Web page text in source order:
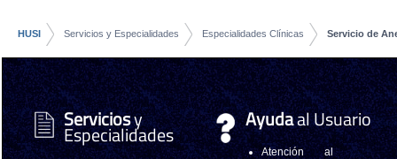
HUSI Servicios y Especialidades Especialidades Clínicas Servicio de
Serviciosy
Especialidades
Ayudaal Usuario
Atención al